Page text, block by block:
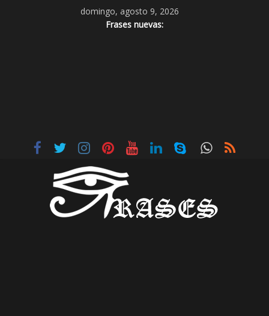
domingo, agosto 9, 2026
Frases nuevas: